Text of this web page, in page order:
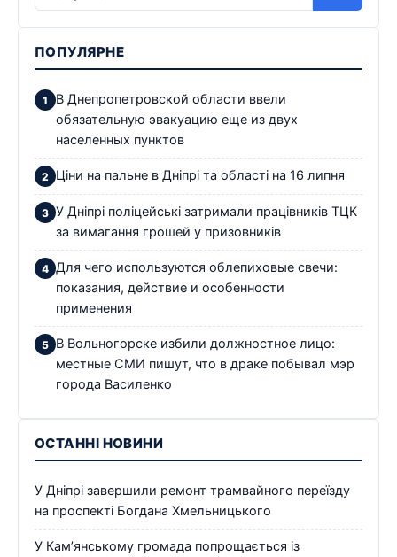
ПОПУЛЯРНЕ
В Днепропетровской области ввели
обязательную эвакуацию еще из двух
населенных пунктов
Ціни на пальне в Дніпрі та області на 16 липня
У Дніпрі поліцейські затримали працівників ТЦК
за вимагання грошей у призовників
Для чего используются облепиховые свечи:
показания, действие и особенности
применения
В Вольногорске избили должностное лицо:
местные СМИ пишут, что в драке побывал мэр
города Василенко
ОСТАННІ НОВИНИ
У Дніпрі завершили ремонт трамвайного переїзду
на проспекті Богдана Хмельницького
У Кам’янському громада попрощається із